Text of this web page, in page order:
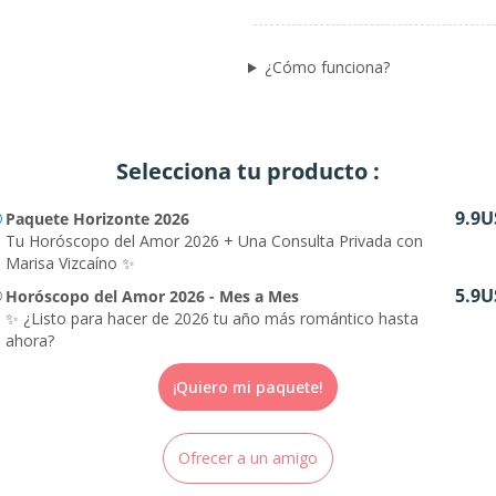
¿Cómo funciona?
Selecciona tu producto :
Paquete Horizonte 2026
Tu Horóscopo del Amor 2026 + Una Consulta Privada con
Marisa Vizcaíno ✨
Horóscopo del Amor 2026 - Mes a Mes
✨ ¿Listo para hacer de 2026 tu año más romántico hasta
ahora?
¡Quiero mi paquete!
Ofrecer a un amigo